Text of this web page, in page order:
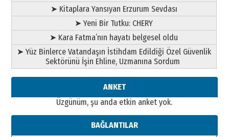
Cem Bakırcı
Ardında bıraktığı hatıralarıyla
gönül adamı Faruk Terzioğlu!
13 Mayıs 2026 Çarşamba
Esat BİNDESEN
Başkan Sekmen’den Erzurum’a
bir vizyon proje daha!
02 Ağustos 2026 Pazar
➤ Kitaplara Yansıyan Erzurum Sevdası
➤ Yeni Bir Tutku: CHERY
➤ Kara Fatma’nın hayatı belgesel oldu
➤ Yüz Binlerce Vatandaşın İstihdam Edildiği Özel Güvenlik
Sektörünü İşin Ehline, Uzmanına Sordum
ANKET
Üzgünüm, şu anda etkin anket yok.
BAĞLANTILAR